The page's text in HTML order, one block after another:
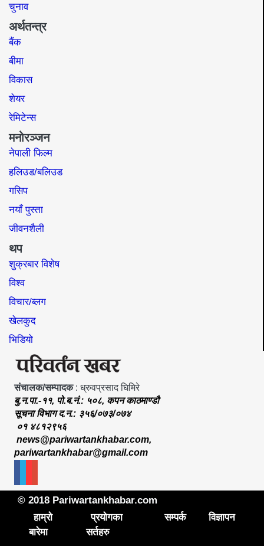
चुनाव
अर्थतन्त्र
बैंक
बीमा
विकास
शेयर
रेमिटेन्स
मनोरञ्जन
नेपाली फिल्म
हलिउड/बलिउड
गसिप
नयाँ पुस्ता
जीवनशैली
थप
शुक्रबार विशेष
विश्व
विचार/ब्लग
खेलकुद
भिडियो
संचालक/सम्पादक: ध्रुवप्रसाद घिमिरे
बु.न.पा.-११, पो.ब.नं.: ५०८, कपन काठमाण्डौ
सूचना विभाग द.न.: ३५६/०७३/०७४
०१ ४८१२९५६
news@pariwartankhabar.com,
pariwartankhabar@gmail.com
© 2018 Pariwartankhabar.com
हाम्रो
बारेमा
प्रयोगका
सर्तहरु
सम्पर्क विज्ञापन